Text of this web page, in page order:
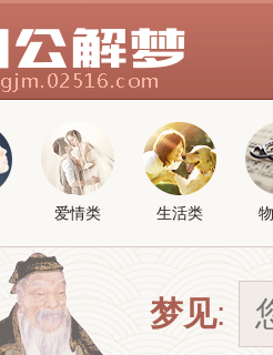
爱情类 生活类
梦见: